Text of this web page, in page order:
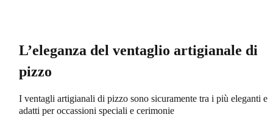
L’eleganza del ventaglio artigianale di
pizzo
I ventagli artigianali di pizzo sono sicuramente tra i più eleganti e
adatti per occassioni speciali e cerimonie